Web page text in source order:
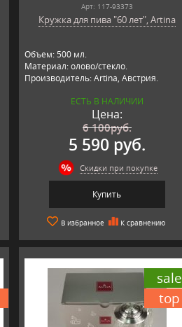
Арт: 117-93373
Кружка для пива "60 лет", Artina
Объем: 500 мл.
Материал: олово/стекло.
Производитель: Artina, Австрия.
ЕСТЬ В НАЛИЧИИ
Цена:
6 100руб.
5 590 руб.
Скидки при покупке
Купить
В избранное К сравнению
sale
top